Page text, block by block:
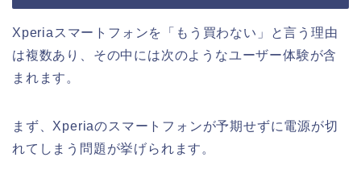
Xperiaスマートフォンを「もう買わない」と言う理由
は複数あり、その中には次のようなユーザー体験が含
まれます。
まず、Xperiaのスマートフォンが予期せずに電源が切
れてしまう問題が挙げられます。